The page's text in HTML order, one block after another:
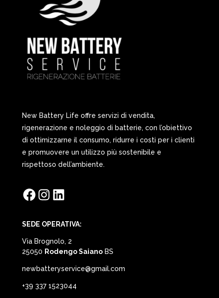
New Battery Life offre servizi di vendita,
rigenerazione e noleggio di batterie, con l’obiettivo
di ottimizzarne il consumo, ridurre i costi per i clienti
e promuovere un utilizzo più sostenibile e
rispettoso dell’ambiente.
FacebookInstagramLinkedIn
SEDE OPERATIVA:
Via Brognolo, 2
25050 Rodengo SaianoBS
newbatteryservice@gmail.com
+39 337 1523044